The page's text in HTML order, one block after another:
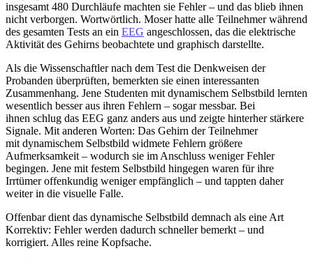
insgesamt 480 Durchläufe machten sie Fehler – und das blieb ihnen
nicht verborgen. Wortwörtlich. Moser hatte alle Teilnehmer während
des gesamten Tests an ein EEG angeschlossen, das die elektrische
Aktivität des Gehirns beobachtete und graphisch darstellte.
Als die Wissenschaftler nach dem Test die Denkweisen der
Probanden überprüften, bemerkten sie einen interessanten
Zusammenhang. Jene Studenten mit dynamischem Selbstbild lernten
wesentlich besser aus ihren Fehlern – sogar messbar. Bei
ihnen schlug das EEG ganz anders aus und zeigte hinterher stärkere
Signale. Mit anderen Worten: Das Gehirn der Teilnehmer
mit dynamischem Selbstbild widmete Fehlern größere
Aufmerksamkeit – wodurch sie im Anschluss weniger Fehler
begingen. Jene mit festem Selbstbild hingegen waren für ihre
Irrtümer offenkundig weniger empfänglich – und tappten daher
weiter in die visuelle Falle.
Offenbar dient das dynamische Selbstbild demnach als eine Art
Korrektiv: Fehler werden dadurch schneller bemerkt – und
korrigiert. Alles reine Kopfsache.